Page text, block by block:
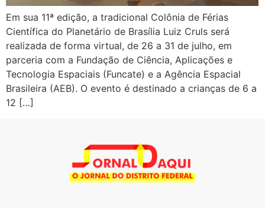
Em sua 11ª edição, a tradicional Colônia de Férias
Científica do Planetário de Brasília Luiz Cruls será
realizada de forma virtual, de 26 a 31 de julho, em
parceria com a Fundação de Ciência, Aplicações e
Tecnologia Espaciais (Funcate) e a Agência Espacial
Brasileira (AEB). O evento é destinado a crianças de 6 a
12 […]